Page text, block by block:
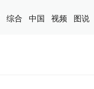
综合 中国 视频 图说